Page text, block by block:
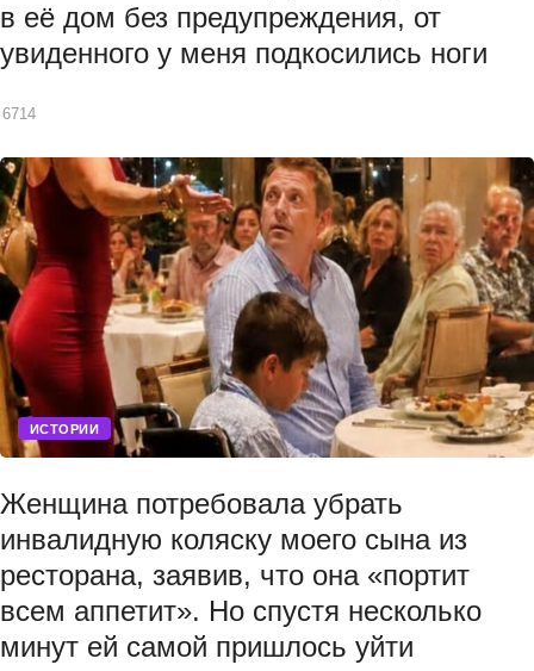
в её дом без предупреждения, от
увиденного у меня подкосились ноги
6714
ИСТОРИИ
Женщина потребовала убрать
инвалидную коляску моего сына из
ресторана, заявив, что она «портит
всем аппетит». Но спустя несколько
минут ей самой пришлось уйти